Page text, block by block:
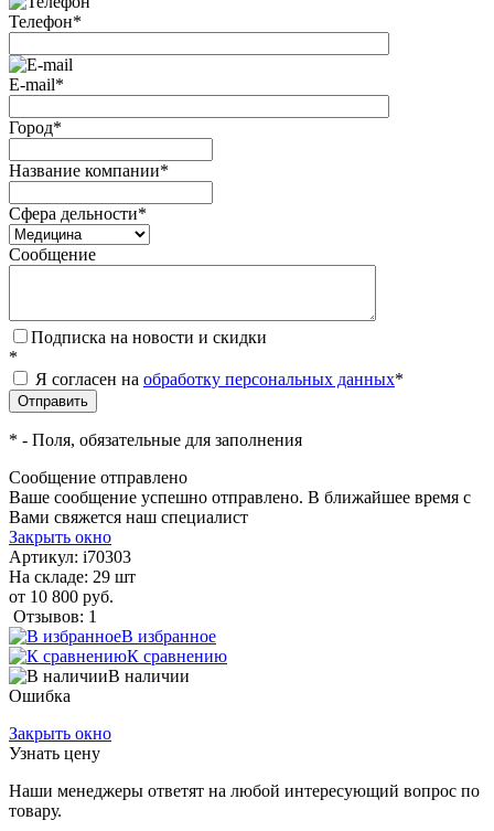
Телефон*
E-mail*
Город*
Название компании*
Сфера дельности*
Сообщение
Подписка на новости и скидки
*
Я согласен на обработку персональных данных*
* - Поля, обязательные для заполнения
Сообщение отправлено
Ваше сообщение успешно отправлено. В ближайшее время с
Вами свяжется наш специалист
Закрыть окно
Артикул: i70303
На складе: 29 шт
от 10 800 руб.
Отзывов: 1
В избранное
К сравнению
В наличии
Ошибка
Закрыть окно
Узнать цену
Наши менеджеры ответят на любой интересующий вопрос по
товару.